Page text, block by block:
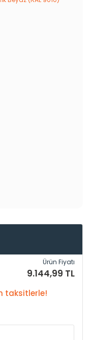
Ürün Fiyatı
9.144,99 TL
taksitlerle!